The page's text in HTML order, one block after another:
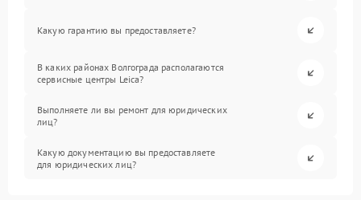
Какую гарантию вы предоставляете?
В каких районах Волгограда располагаются
сервисные центры Leica?
Выполняете ли вы ремонт для юридических
лиц?
Какую документацию вы предоставляете
для юридических лиц?